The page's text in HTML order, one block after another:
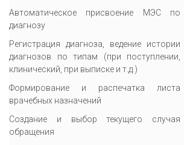
Автоматическое присвоение МЭС по
диагнозу
Регистрация диагноза, ведение истории
диагнозов по типам (при поступлении,
клинический, при выписке и т.д.)
Формирование и распечатка листа
врачебных назначений
Создание и выбор текущего случая
обращения